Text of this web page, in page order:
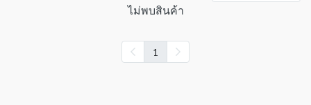
ไม่พบสินค้า
1